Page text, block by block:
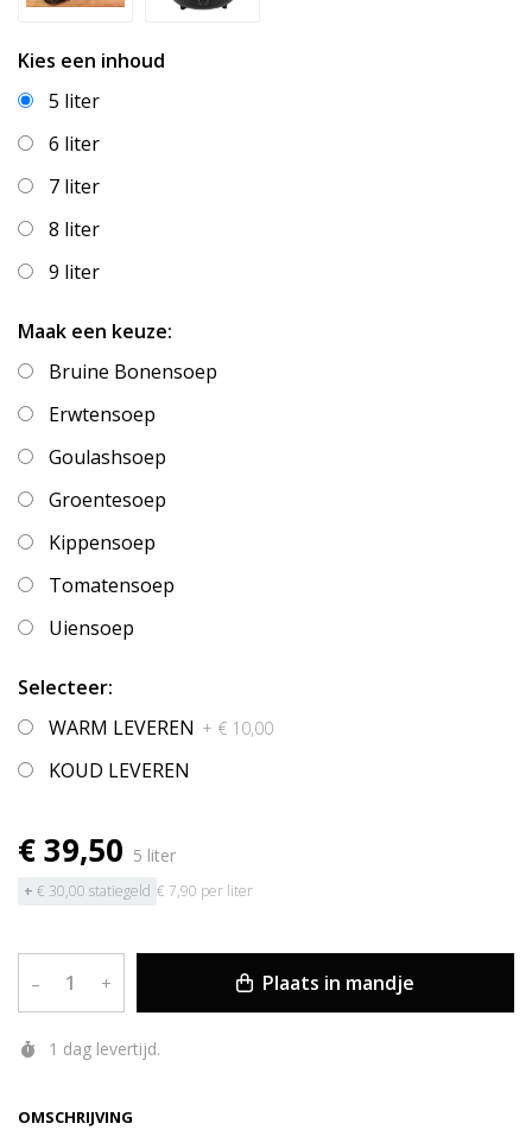
OMSCHRIJVING
Kies een inhoud
5 liter
6 liter
7 liter
8 liter
9 liter
Maak een keuze:
Bruine Bonensoep
Erwtensoep
Goulashsoep
Groentesoep
Kippensoep
Tomatensoep
Uiensoep
Selecteer:
WARM LEVEREN + € 10,00
KOUD LEVEREN
€ 39,50 5 liter
+ € 30,00 statiegeld € 7,90 per liter
– + Plaats in mandje
1 dag levertijd.